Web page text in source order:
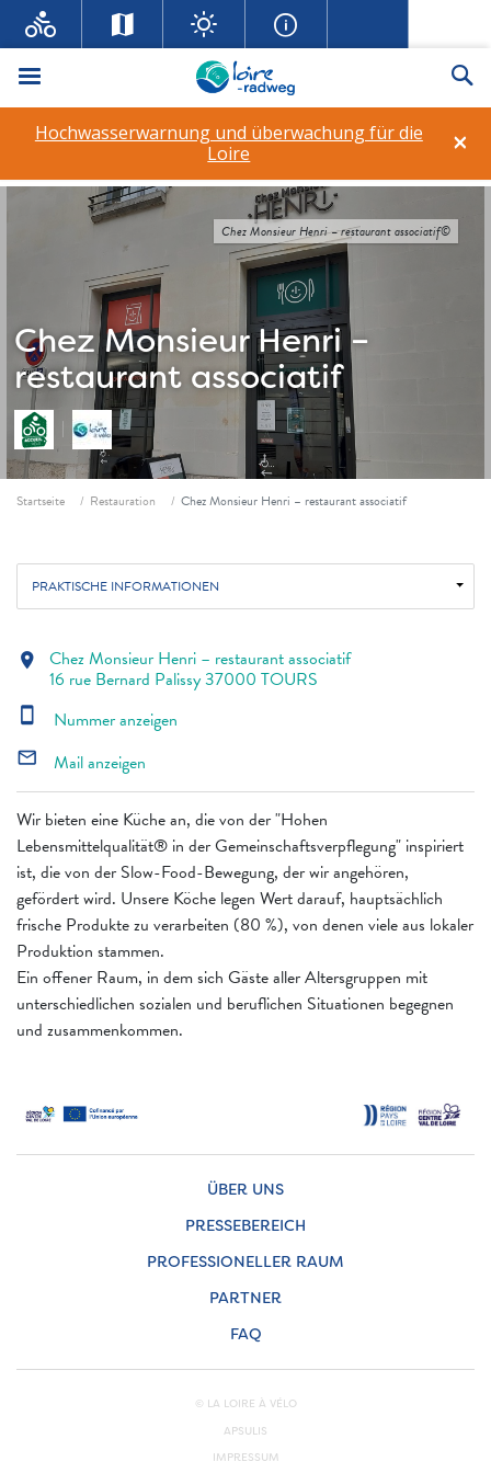
Menü
×
Hochwasserwarnung und überwachung für die
Loire
Chez Monsieur Henri –
restaurant associatif
Chez Monsieur Henri – restaurant associatif©
Fil d'ariane
Startseite Restauration Chez Monsieur Henri – restaurant associatif
PRAKTISCHE INFORMATIONEN
Wir bieten eine Küche an, die von der "Hohen
Lebensmittelqualität® in der Gemeinschaftsverpflegung" inspiriert
ist, die von der Slow-Food-Bewegung, der wir angehören,
gefördert wird. Unsere Köche legen Wert darauf, hauptsächlich
frische Produkte zu verarbeiten (80 %), von denen viele aus lokaler
Produktion stammen.
Ein offener Raum, in dem sich Gäste aller Altersgruppen mit
unterschiedlichen sozialen und beruflichen Situationen begegnen
und zusammenkommen.
location_on Chez Monsieur Henri – restaurant associatif
16 rue Bernard Palissy 37000 TOURS
smartphone Nummer anzeigen
mail_outline Mail anzeigen
ÜBER UNS
PRESSEBEREICH
PROFESSIONELLER RAUM
PARTNER
FAQ
© LA LOIRE À VÉLO
APSULIS
IMPRESSUM